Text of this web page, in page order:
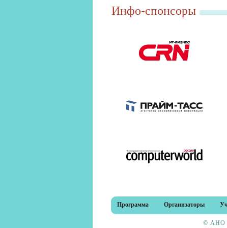
Инфо-спонсоры
Программа Организаторы
© АНО